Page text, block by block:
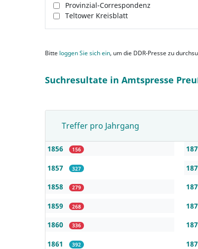
Provinzial-Correspondenz
Teltower Kreisblatt
Bitte loggen Sie sich ein, um die DDR-Presse zu
Suchresultate in Amtspresse
Treffer pro Jahrgang
1856 156
1857 327
1858 279
1859 268
1860 336
1861 392